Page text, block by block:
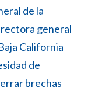
de la
general
California
de
brechas